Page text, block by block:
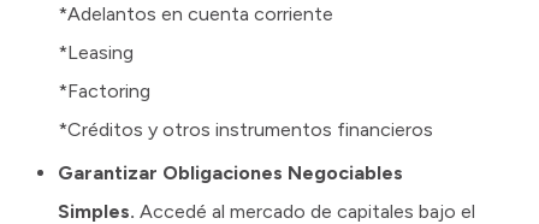
*Adelantos en cuenta corriente
*Leasing
*Factoring
*Créditos y otros instrumentos financieros
Garantizar Obligaciones Negociables
Simples. Accedé al mercado de capitales bajo el